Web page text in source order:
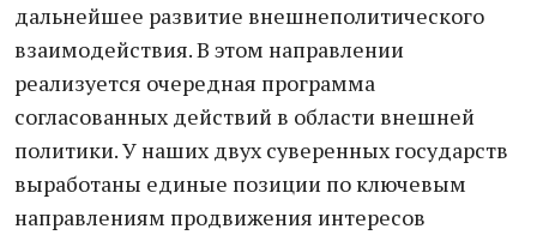
дальнейшее развитие внешнеполитического
взаимодействия. В этом направлении
реализуется очередная программа
согласованных действий в области внешней
политики. У наших двух суверенных государств
выработаны единые позиции по ключевым
направлениям продвижения интересов